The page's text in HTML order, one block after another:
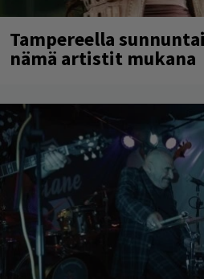
Tampereella
nämä artistit mukana